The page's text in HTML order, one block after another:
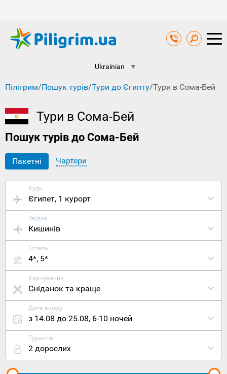
Ukrainian ▼
Пілігрим/Пошук турів/Тури до Єгипту/Тури в Сома-Бей
Тури в Сома-Бей
Пошук турів до Сома-Бей
Пакетні Чартери
Куди
Єгипет, 1 курорт
Звідки
Кишинів
Готель
4*, 5*
Харчування
Сніданок та краще
Дата виїзду
з 14.08 до 25.08, 6-10 ночей
Туристів
2 дорослих